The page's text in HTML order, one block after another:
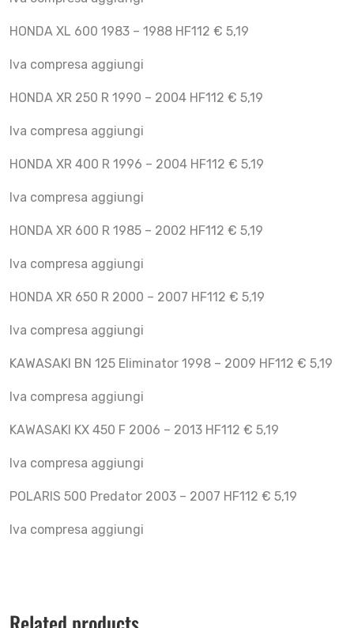
HONDA XL 600 1983 – 1988 HF112 € 5,19
Iva compresa aggiungi
HONDA XR 250 R 1990 – 2004 HF112 € 5,19
Iva compresa aggiungi
HONDA XR 400 R 1996 – 2004 HF112 € 5,19
Iva compresa aggiungi
HONDA XR 600 R 1985 – 2002 HF112 € 5,19
Iva compresa aggiungi
HONDA XR 650 R 2000 – 2007 HF112 € 5,19
Iva compresa aggiungi
KAWASAKI BN 125 Eliminator 1998 – 2009 HF112 € 5,19
Iva compresa aggiungi
KAWASAKI KX 450 F 2006 – 2013 HF112 € 5,19
Iva compresa aggiungi
POLARIS 500 Predator 2003 – 2007 HF112 € 5,19
Iva compresa aggiungi